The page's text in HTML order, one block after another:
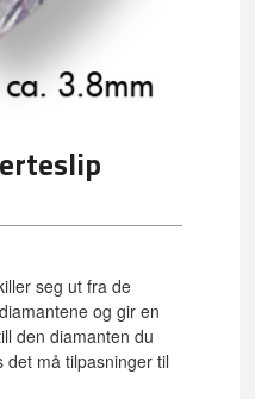
seg ut fra de
og gir en
den diamanten du
det må tilpasninger til